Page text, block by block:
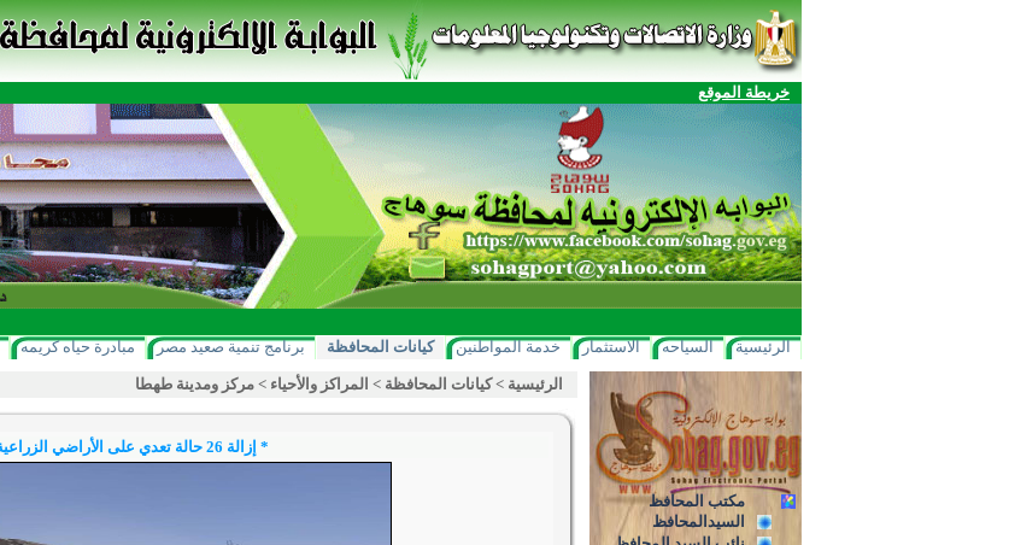
خريطة الموقع
الرئيسية السياحه الاستثمار خدمة المواطنين كيانات المحافظة برنامج تنمية صعيد مصر مبادرة حياه كريمه
مكتب المحافظ
السيدالمحافظ
الرئيسية >كيانات المحافظة > المراكز والأحياء > مركز ومدينة طهطا
* إزالة 26 حالة تعدي على الأراضي الزراعية وأملاك الدولة